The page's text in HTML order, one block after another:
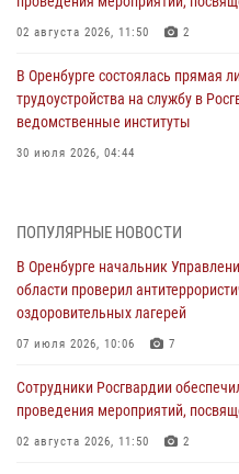
02 августа 2026, 11:50 2
В Оренбурге состоялась прямая
трудоустройства на службу в
ведомственные институты
30 июля 2026, 04:44
28 июля 2026, 09:41 1
Росгвардейцы обеспечили
ВМФ в Оренбурге
27 июля 2026, 14:36 2
жизненной ситуации (ВИДЕО)
26 июля 2026, 14:45
ПОПУЛЯРНЫЕ НОВОСТИ
В Оренбурге начальник
области проверил
оздоровительных лагерей
07 июля 2026, 10:06 7
Сотрудники Росгвардии
проведения мероприятий,
02 августа 2026, 11:50 2